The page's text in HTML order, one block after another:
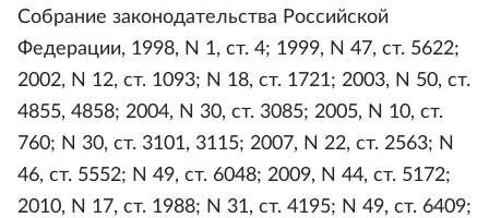
Собрание законодательства Российской
Федерации, 1998, N 1, ст. 4; 1999, N 47, ст. 5622;
2002, N 12, ст. 1093; N 18, ст. 1721; 2003, N 50, ст.
4855, 4858; 2004, N 30, ст. 3085; 2005, N 10, ст.
760; N 30, ст. 3101, 3115; 2007, N 22, ст. 2563; N
46, ст. 5552; N 49, ст. 6048; 2009, N 44, ст. 5172;
2010, N 17, ст. 1988; N 31, ст. 4195; N 49, ст. 6409;